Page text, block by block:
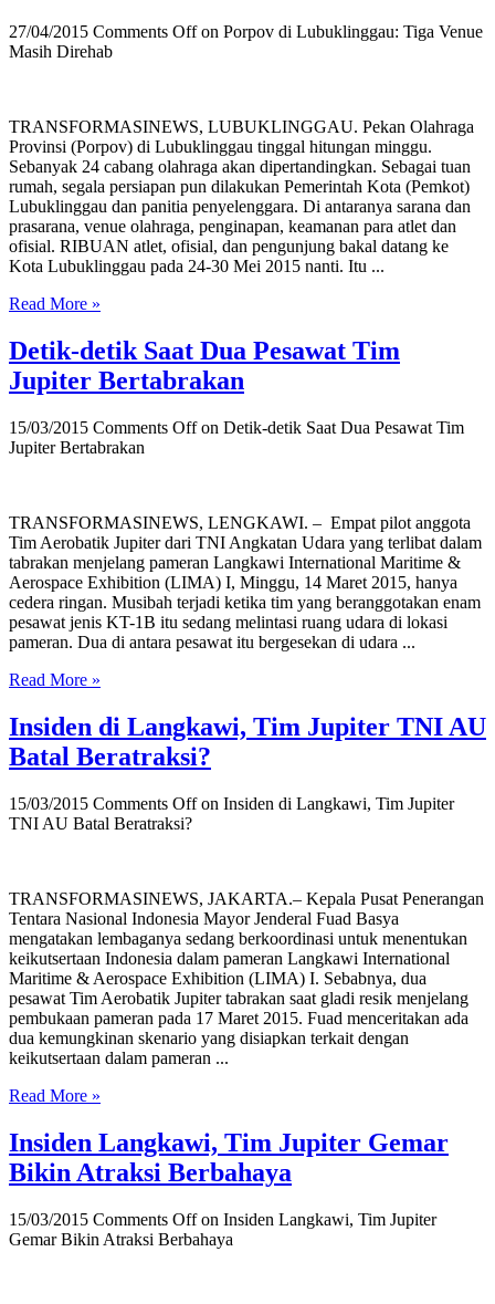
27/04/2015 Comments Offon Porpov di Lubuklinggau: Tiga Venue
Masih Direhab
TRANSFORMASINEWS, LUBUKLINGGAU. Pekan Olahraga
Provinsi (Porpov) di Lubuklinggau tinggal hitungan minggu.
Sebanyak 24 cabang olahraga akan dipertandingkan. Sebagai tuan
rumah, segala persiapan pun dilakukan Pemerintah Kota (Pemkot)
Lubuklinggau dan panitia penyelenggara. Di antaranya sarana dan
prasarana, venue olahraga, penginapan, keamanan para atlet dan
ofisial. RIBUAN atlet, ofisial, dan pengunjung bakal datang ke
Kota Lubuklinggau pada 24-30 Mei 2015 nanti. Itu ...
Read More »
Detik-detik Saat Dua Pesawat Tim
Jupiter Bertabrakan
15/03/2015 Comments Offon Detik-detik Saat Dua Pesawat Tim
Jupiter Bertabrakan
TRANSFORMASINEWS, LENGKAWI. – Empat pilot anggota
Tim Aerobatik Jupiter dari TNI Angkatan Udara yang terlibat dalam
tabrakan menjelang pameran Langkawi International Maritime &
Aerospace Exhibition (LIMA) I, Minggu, 14 Maret 2015, hanya
cedera ringan. Musibah terjadi ketika tim yang beranggotakan enam
pesawat jenis KT-1B itu sedang melintasi ruang udara di lokasi
pameran. Dua di antara pesawat itu bergesekan di udara ...
Read More »
Insiden di Langkawi, Tim Jupiter TNI AU
Batal Beratraksi?
15/03/2015 Comments Offon Insiden di Langkawi, Tim Jupiter
TNI AU Batal Beratraksi?
TRANSFORMASINEWS, JAKARTA.– Kepala Pusat Penerangan
Tentara Nasional Indonesia Mayor Jenderal Fuad Basya
mengatakan lembaganya sedang berkoordinasi untuk menentukan
keikutsertaan Indonesia dalam pameran Langkawi International
Maritime & Aerospace Exhibition (LIMA) I. Sebabnya, dua
pesawat Tim Aerobatik Jupiter tabrakan saat gladi resik menjelang
pembukaan pameran pada 17 Maret 2015. Fuad menceritakan ada
dua kemungkinan skenario yang disiapkan terkait dengan
keikutsertaan dalam pameran ...
Read More »
Insiden Langkawi, Tim Jupiter Gemar
Bikin Atraksi Berbahaya
15/03/2015 Comments Offon Insiden Langkawi, Tim Jupiter
Gemar Bikin Atraksi Berbahaya